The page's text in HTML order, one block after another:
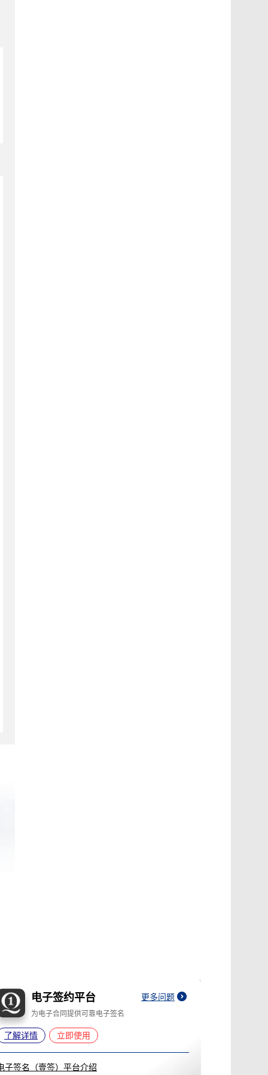
电子签约平台 更多问题
为电子合同提供可靠电子签名
了解详情 立即使用
子签名（壹签）平台介绍